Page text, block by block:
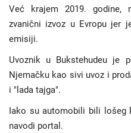
Već krajem 2019. godine,
zvanični izvoz u Evropu jer
emisiji.
Uvoznik u Bukstehudeu je
Njemačku kao sivi uvoz i
i "lada tajga".
Iako su automobili bili lošeg
navodi portal.